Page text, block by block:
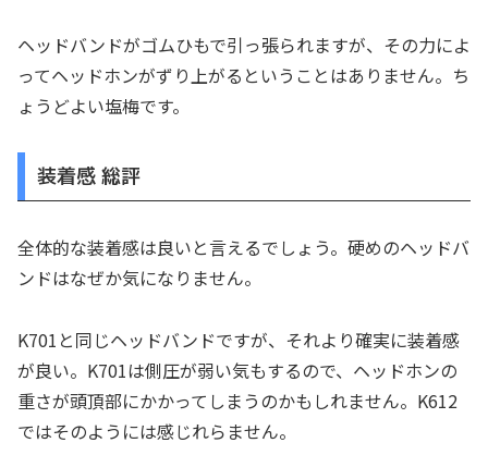
ヘッドバンドがゴムひもで引っ張られますが、その力によ
ってヘッドホンがずり上がるということはありません。ち
ょうどよい塩梅です。
装着感 総評
全体的な装着感は良いと言えるでしょう。硬めのヘッドバ
ンドはなぜか気になりません。
K701と同じヘッドバンドですが、それより確実に装着感
が良い。K701は側圧が弱い気もするので、ヘッドホンの
重さが頭頂部にかかってしまうのかもしれません。K612
ではそのようには感じれらません。